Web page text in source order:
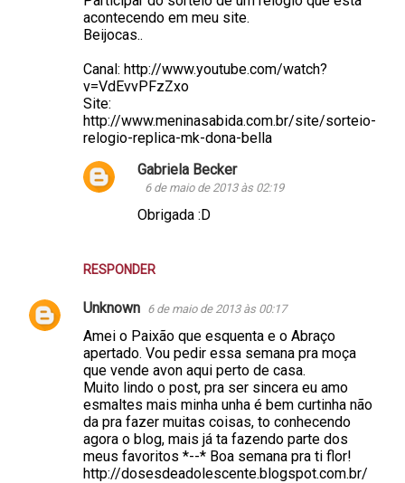
acontecendo em meu site.
Beijocas..
Canal: http://www.youtube.com/watch?
v=VdEvvPFzZxo
Site:
http://www.meninasabida.com.br/site/sorteio-
relogio-replica-mk-dona-bella
RESPONDER
Gabriela Becker
6 de maio de 2013 às 02:19
Obrigada :D
Unknown 6 de maio de 2013 às 00:17
Amei o Paixão que esquenta e o Abraço
apertado. Vou pedir essa semana pra moça
que vende avon aqui perto de casa.
Muito lindo o post, pra ser sincera eu amo
esmaltes mais minha unha é bem curtinha não
da pra fazer muitas coisas, to conhecendo
agora o blog, mais já ta fazendo parte dos
meus favoritos *--* Boa semana pra ti flor!
http://dosesdeadolescente.blogspot.com.br/